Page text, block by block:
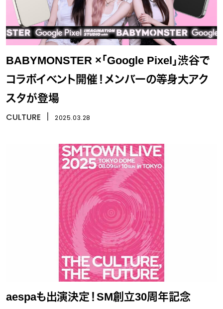
BABYMONSTER ×「Google Pixel」渋谷で
コラボイベント開催！メンバーの等身大アク
スタが登場
CULTURE 2025.03.28
aespaも出演決定！SM創立30周年記念